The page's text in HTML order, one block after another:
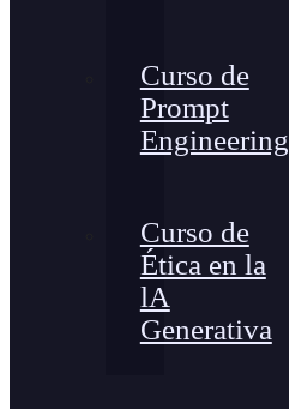
Curso de
Prompt
Engineering
Curso de
Ética en la
lA
Generativa